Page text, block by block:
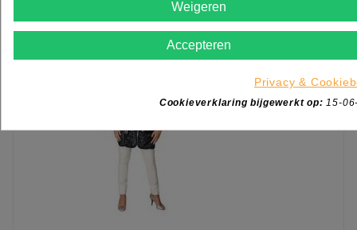
Weigeren
Accepteren
Privacy &
Cookieverklaring bijgewerkt op: 15-